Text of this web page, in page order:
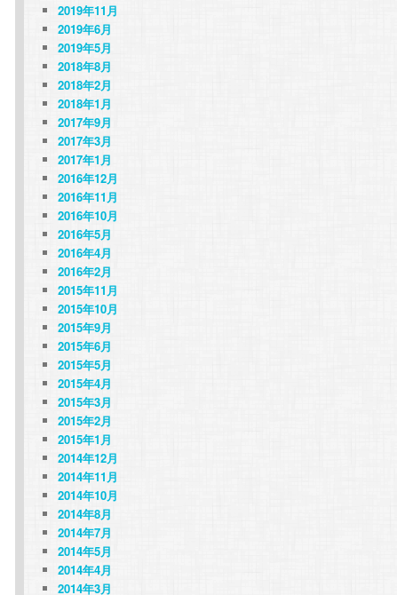
2019年11月
2019年6月
2019年5月
2018年8月
2018年2月
2018年1月
2017年9月
2017年3月
2017年1月
2016年12月
2016年11月
2016年10月
2016年5月
2016年4月
2016年2月
2015年11月
2015年10月
2015年9月
2015年6月
2015年5月
2015年4月
2015年3月
2015年2月
2015年1月
2014年12月
2014年11月
2014年10月
2014年8月
2014年7月
2014年5月
2014年4月
2014年3月